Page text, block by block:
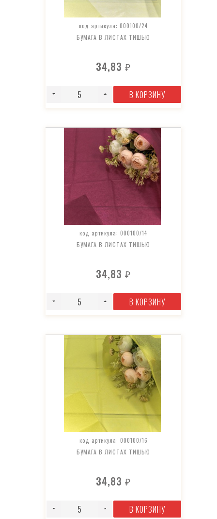
код артикула: 000100/24
БУМАГА В ЛИСТАХ ТИШЬЮ
34,83₽
В КОРЗИНУ
код артикула: 000100/14
БУМАГА В ЛИСТАХ ТИШЬЮ
34,83₽
В КОРЗИНУ
код артикула: 000100/16
БУМАГА В ЛИСТАХ ТИШЬЮ
34,83₽
В КОРЗИНУ